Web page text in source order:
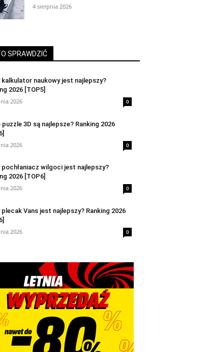
4 sierpnia 2026
SPRAWDZIĆ
kalkulator naukowy jest najlepszy?
2026 [TOP5]
2026
0
3D są najlepsze? Ranking 2026
2026
0
pochłaniacz wilgoci jest najlepszy?
2026 [TOP6]
2026
0
Vans jest najlepszy? Ranking 2026
2026
0